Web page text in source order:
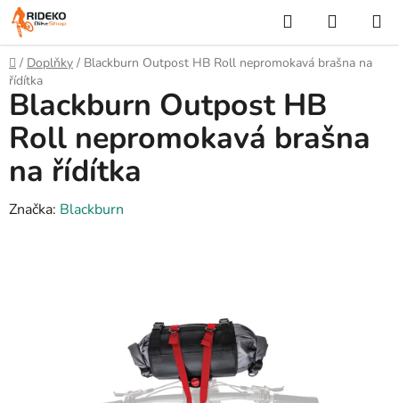
Přejít
na
obsah
Hledat
KOŠÍK
Domů
/ Doplňky / Blackburn Outpost HB Roll nepromokavá brašna na
řídítka
Blackburn Outpost HB
Roll nepromokavá brašna
na řídítka
Značka: Blackburn